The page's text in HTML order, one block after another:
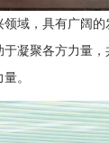
域，具有广阔
凝聚各方力量
。